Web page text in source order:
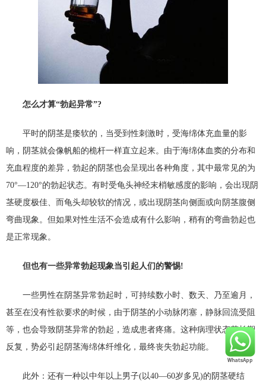
怎么才算“勃起异常”?
平时的阴茎是痿软的，当受到性刺激时，受海绵体充血量的影
响，阴茎就会像帆船的桅杆一样直立起来。由于海绵体血窦的分布和
充血程度的差异，勃起的阴茎也会呈现出各种角度，其中最常见的为
70°—120°的勃起状态。有时受龟头神经末梢敏感度的影响，会出现阴
茎硬度极佳、而龟头却较软的情况，或出现阴茎向侧面或向阴茎腹侧
弯曲现象。但如果对性生活不会造成有什么影响，稍有的弯曲勃起也
是正常现象。
但也有一些异常勃起现象当引起人们的警惕!
一些男性在阴茎异常勃起时，可持续数小时、数天、乃至逾月，
甚至在没有性欲要求的时候，由于阴茎的小动脉闭塞，静脉回流受阻
等，也会导致阴茎异常的勃起，造成患者疼痛。这种病理状态若长期
反复，势必引起阴茎海绵体纤维化，最终丧失勃起功能。
此外：还有一种以中年以上男子(以40—60岁多见)的阴茎硬结